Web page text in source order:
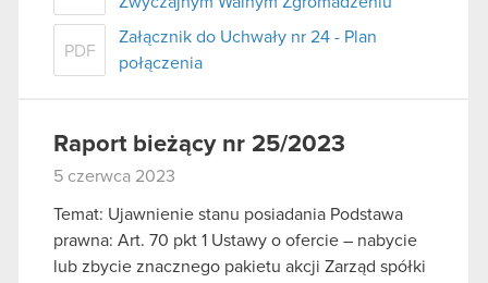
PDF
Załącznik do Uchwały nr 24 - Plan
połączenia
Raport bieżący nr 25/2023
5 czerwca 2023
Temat: Ujawnienie stanu posiadania Podstawa
prawna: Art. 70 pkt 1 Ustawy o ofercie – nabycie
lub zbycie znacznego pakietu akcji Zarząd spółki